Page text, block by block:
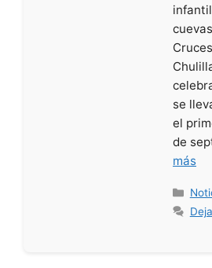
se
el
de
más